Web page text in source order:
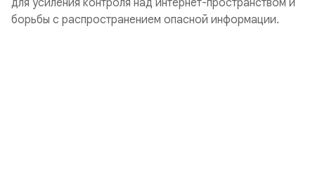
для усиления контроля над интернет-пространством и
борьбы с распространением опасной информации.